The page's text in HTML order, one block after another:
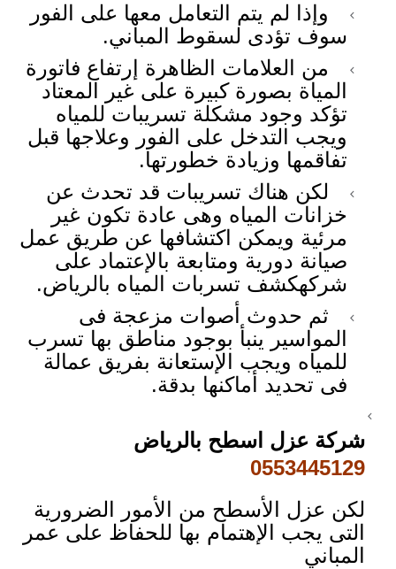
وإذا لم يتم التعامل معها على الفور
سوف تؤدى لسقوط المباني.
من العلامات الظاهرة إرتفاع فاتورة
المياة بصورة كبيرة على غير المعتاد
تؤكد وجود مشكلة تسريبات للمياه
ويجب التدخل على الفور وعلاجها قبل
تفاقمها وزيادة خطورتها.
لكن هناك تسريبات قد تحدث عن
خزانات المياه وهى عادة تكون غير
مرئية ويمكن اكتشافها عن طريق عمل
صيانة دورية ومتابعة بالإعتماد على
شركهكشف تسربات المياه بالرياض.
ثم حدوث أصوات مزعجة فى
المواسير ينبأ بوجود مناطق بها تسرب
للمياه ويجب الإستعانة بفريق عمالة
فى تحديد أماكنها بدقة.
شركة عزل اسطح بالرياض
0553445129
لكن عزل الأسطح من الأمور الضرورية
التى يجب الإهتمام بها للحفاظ على عمر
المباني